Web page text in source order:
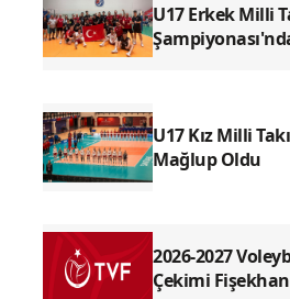
U17 Erkek Milli
U17 Kız Milli
Mağlup Oldu
2026-2027
Çekimi